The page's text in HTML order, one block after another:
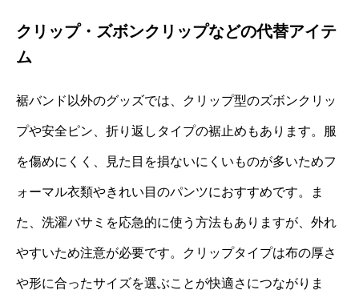
クリップ・ズボンクリップなどの代替アイテ
ム
裾バンド以外のグッズでは、クリップ型のズボンクリッ
プや安全ピン、折り返しタイプの裾止めもあります。服
を傷めにくく、見た目を損ないにくいものが多いためフ
ォーマル衣類やきれい目のパンツにおすすめです。ま
た、洗濯バサミを応急的に使う方法もありますが、外れ
やすいため注意が必要です。クリップタイプは布の厚さ
や形に合ったサイズを選ぶことが快適さにつながりま